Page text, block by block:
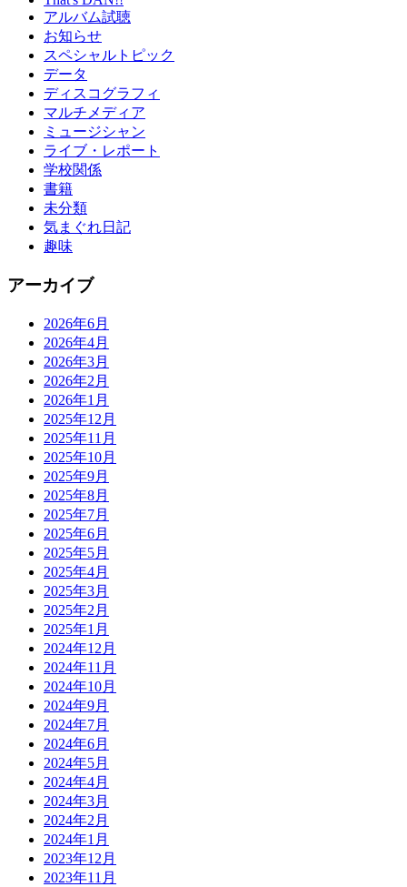
アルバム試聴
お知らせ
スペシャルトピック
データ
ディスコグラフィ
マルチメディア
ミュージシャン
ライブ・レポート
学校関係
書籍
未分類
気まぐれ日記
趣味
アーカイブ
2026年6月
2026年4月
2026年3月
2026年2月
2026年1月
2025年12月
2025年11月
2025年10月
2025年9月
2025年8月
2025年7月
2025年6月
2025年5月
2025年4月
2025年3月
2025年2月
2025年1月
2024年12月
2024年11月
2024年10月
2024年9月
2024年7月
2024年6月
2024年5月
2024年4月
2024年3月
2024年2月
2024年1月
2023年12月
2023年11月